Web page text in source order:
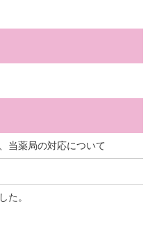
当薬局の対応について
た。